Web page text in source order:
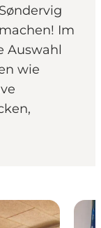
Im
Auswahl
wie